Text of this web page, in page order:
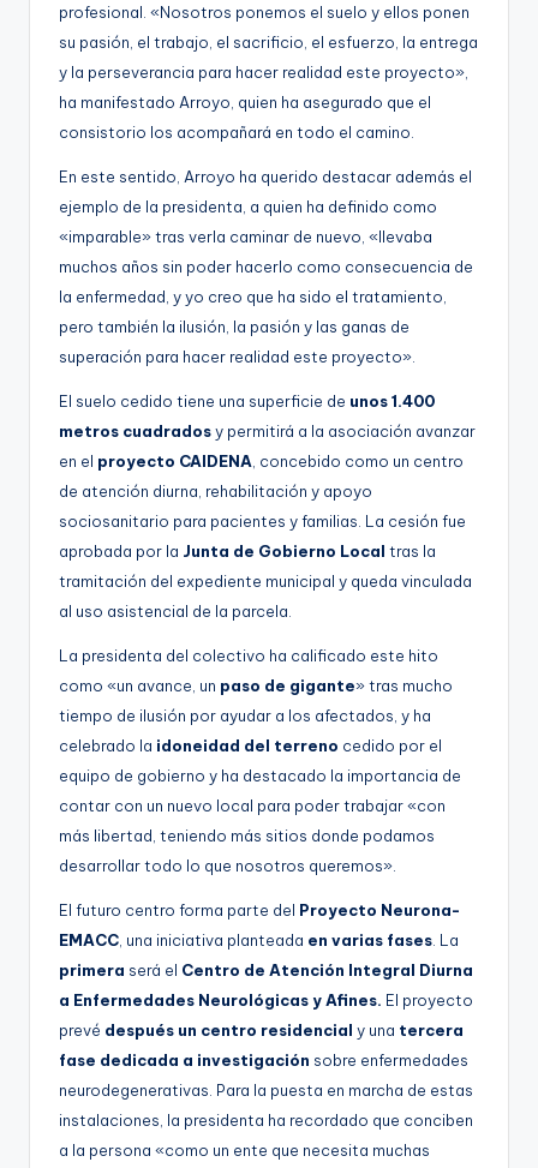
profesional. «Nosotros ponemos el suelo y ellos ponen
su pasión, el trabajo, el sacrificio, el esfuerzo, la entrega
y la perseverancia para hacer realidad este proyecto»,
ha manifestado Arroyo, quien ha asegurado que el
consistorio los acompañará en todo el camino.
En este sentido, Arroyo ha querido destacar además el
ejemplo de la presidenta, a quien ha definido como
«imparable» tras verla caminar de nuevo, «llevaba
muchos años sin poder hacerlo como consecuencia de
la enfermedad, y yo creo que ha sido el tratamiento,
pero también la ilusión, la pasión y las ganas de
superación para hacer realidad este proyecto».
El suelo cedido tiene una superficie de unos 1.400
metros cuadradosy permitirá a la asociación avanzar
en el proyecto CAIDENA , concebido como un centro
de atención diurna, rehabilitación y apoyo
sociosanitario para pacientes y familias. La cesión fue
aprobada por la Junta de Gobierno Local tras la
tramitación del expediente municipal y queda vinculada
al uso asistencial de la parcela.
La presidenta del colectivo ha calificado este hito
como «un avance, un paso de gigante» tras mucho
tiempo de ilusión por ayudar a los afectados, y ha
celebrado la idoneidad del terreno cedido por el
equipo de gobierno y ha destacado la importancia de
contar con un nuevo local para poder trabajar «con
más libertad, teniendo más sitios donde podamos
desarrollar todo lo que nosotros queremos».
El futuro centro forma parte del Proyecto Neurona-
EMACC , una iniciativa planteada en varias fases . La
primera será el Centro de Atención Integral Diurna
a Enfermedades Neurológicas y Afines. El proyecto
prevé después un centro residencial y una tercera
fase dedicada a investigación sobre enfermedades
neurodegenerativas. Para la puesta en marcha de estas
instalaciones, la presidenta ha recordado que conciben
a la persona «como un ente que necesita muchas